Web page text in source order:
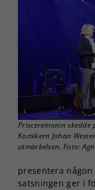
Prisceremonin
Komikern Johan
utmärkelsen. Foto:
presentera
satsningen ger i